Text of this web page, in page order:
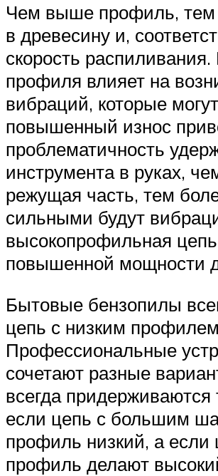
Чем выше профиль,
в древесину и,
скорость
профиля влияет на
вибраций, которые
повышенный износ
проблематичность
инструмента в руках,
режущая часть, тем
сильными будут
высокопрофильная цепь
повышенной мощности
Бытовые бензопилы
цепь с низким
Профессиональные
сочетают разные
всегда придерживаются
если цепь с большим
профиль низкий, а если
профиль делают